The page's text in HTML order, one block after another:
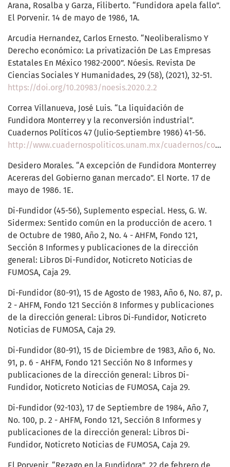
Arana, Rosalba y Garza, Filiberto. “Fundidora apela fallo”.
El Porvenir. 14 de mayo de 1986, 1A.
Arcudia Hernandez, Carlos Ernesto. “Neoliberalismo Y
Derecho económico: La privatización De Las Empresas
Estatales En México 1982-2000”. Nóesis. Revista De
Ciencias Sociales Y Humanidades, 29 (58), (2021), 32-51.
https://doi.org/10.20983/noesis.2020.2.2
Correa Villanueva, José Luis. “La liquidación de
Fundidora Monterrey y la reconversión industrial”.
Cuadernos Políticos 47 (Julio-Septiembre 1986) 41-56.
http://www.cuadernospoliticos.unam.mx/cuadernos/contenido/CP.47/CP47.5.JoseLuisCorreaVillanueva.pdf
Desidero Morales. “A excepción de Fundidora Monterrey
Acereras del Gobierno ganan mercado”. El Norte. 17 de
mayo de 1986. 1E.
Di-Fundidor (45-56), Suplemento especial. Hess, G. W.
Sidermex: Sentido común en la producción de acero. 1
de Octubre de 1980, Año 2, No. 4 - AHFM, Fondo 121,
Sección 8 Informes y publicaciones de la dirección
general: Libros Di-Fundidor, Noticreto Noticias de
FUMOSA, Caja 29.
Di-Fundidor (80-91), 15 de Agosto de 1983, Año 6, No. 87, p.
2 - AHFM, Fondo 121 Sección 8 Informes y publicaciones
de la dirección general: Libros Di-Fundidor, Noticreto
Noticias de FUMOSA, Caja 29.
Di-Fundidor (80-91), 15 de Diciembre de 1983, Año 6, No.
91, p. 6 - AHFM, Fondo 121 Sección No 8 Informes y
publicaciones de la dirección general: Libros Di-
Fundidor, Noticreto Noticias de FUMOSA, Caja 29.
Di-Fundidor (92-103), 17 de Septiembre de 1984, Año 7,
No. 100, p. 2 - AHFM, Fondo 121, Sección 8 Informes y
publicaciones de la dirección general: Libros Di-
Fundidor, Noticreto Noticias de FUMOSA, Caja 29.